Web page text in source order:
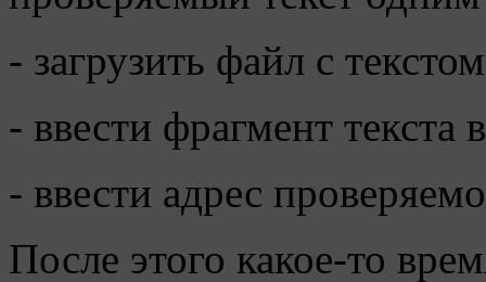
- загрузить файл с
- ввести фрагмент текста
- ввести адрес
После этого какое-то